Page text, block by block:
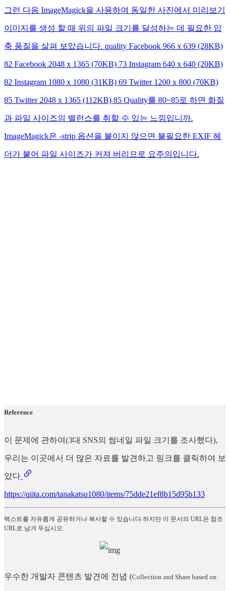
그런 다음 ImageMagick을 사용하여 동일한 사진에서 미리보기
이미지를 생성 할 때 위의 파일 크기를 달성하는 데 필요한 압
축 품질을 살펴 보았습니다. quality Facebook 966 x 639 (28KB)
82 Facebook 2048 x 1365 (70KB) 73 Instagram 640 x 640 (20KB)
82 Instagram 1080 x 1080 (31KB) 69 Twitter 1200 x 800 (70KB)
85 Twitter 2048 x 1365 (112KB) 85 Quality를 80~85로 하면 화질
과 파일 사이즈의 밸런스를 취할 수 있는 느낌입니까.
ImageMagick은 -strip 옵션을 붙이지 않으면 불필요한 EXIF ​​헤
더가 붙어 파일 사이즈가 커져 버리므로 요주의입니다.
Reference
이 문제에 관하여(3대 SNS의 썸네일 파일 크기를 조사했다),
우리는 이곳에서 더 많은 자료를 발견하고 링크를 클릭하여 보
았다
https://qiita.com/tanakatsu1080/items/75dde21ef8b15d95b133
텍스트를 자유롭게 공유하거나 복사할 수 있습니다.하지만 이 문서의 URL은 참조
URL로 남겨 두십시오.
우수한 개발자 콘텐츠 발견에 전념 (Collection and Share based on